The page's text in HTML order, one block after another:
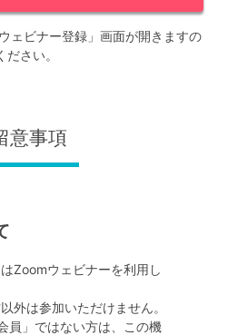
ェビナー登録」画面が開きますの
さい。
意事項
Zoomウェビナーを利用し
外は参加いただけません。
員」ではない方は、この機